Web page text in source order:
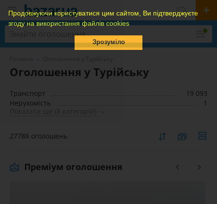
Продовжуючи користуватися цим сайтом, Ви підтверджуєте
згоду на використання файлів cookies
Зрозуміло
Оголошення у Турійську
Транспорт
19 093
Нерухомість
1
27788 оголошень
Преміум оголошення